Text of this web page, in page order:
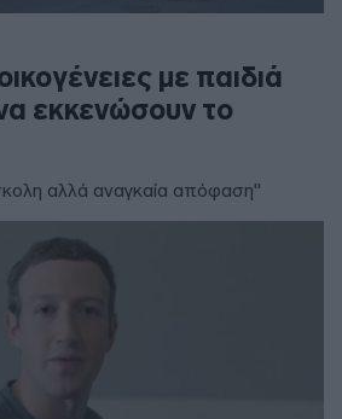
με παιδιά
εκκενώσουν το
αλλά αναγκαία απόφαση"